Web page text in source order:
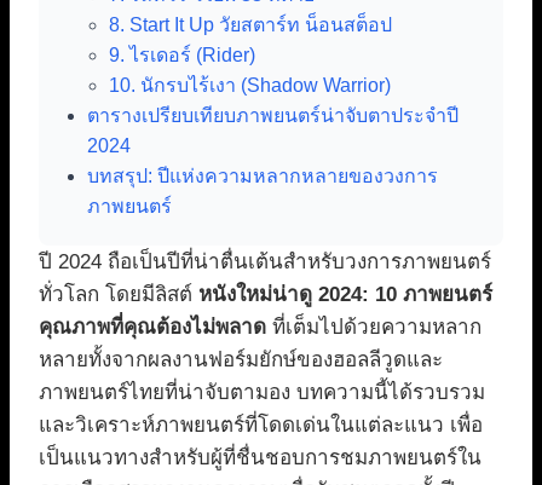
8. Start It Up วัยสตาร์ท น็อนสต็อป
9. ไรเดอร์ (Rider)
10. นักรบไร้เงา (Shadow Warrior)
ตารางเปรียบเทียบภาพยนตร์น่าจับตาประจำปี
2024
บทสรุป: ปีแห่งความหลากหลายของวงการ
ภาพยนตร์
ปี 2024 ถือเป็นปีที่น่าตื่นเต้นสำหรับวงการภาพยนตร์
ทั่วโลก โดยมีลิสต์ หนังใหม่น่าดู 2024: 10 ภาพยนตร์
คุณภาพที่คุณต้องไม่พลาด ที่เต็มไปด้วยความหลาก
หลายทั้งจากผลงานฟอร์มยักษ์ของฮอลลีวูดและ
ภาพยนตร์ไทยที่น่าจับตามอง บทความนี้ได้รวบรวม
และวิเคราะห์ภาพยนตร์ที่โดดเด่นในแต่ละแนว เพื่อ
เป็นแนวทางสำหรับผู้ที่ชื่นชอบการชมภาพยนตร์ใน